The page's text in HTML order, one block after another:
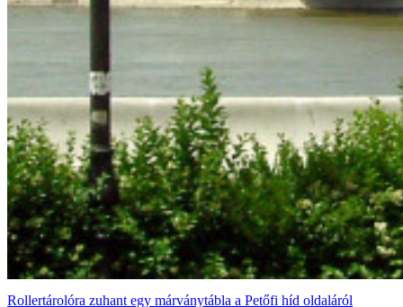
Rollertárolóra zuhant egy márványtábla a Petőfi híd oldaláról